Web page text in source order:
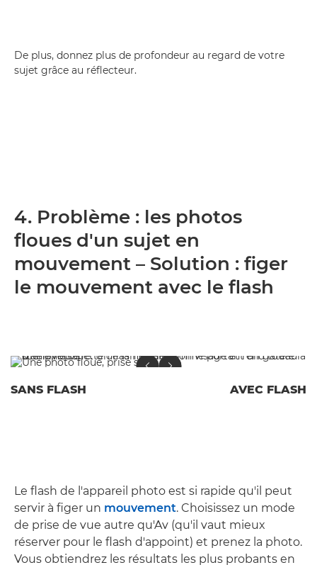
De plus, donnez plus de profondeur au regard de votre
sujet grâce au réflecteur.
4. Problème : les photos
floues d'un sujet en
mouvement – Solution : figer
le mouvement avec le flash
SANS FLASH AVEC FLASH
Le flash de l'appareil photo est si rapide qu'il peut
servir à figer un mouvement. Choisissez un mode
de prise de vue autre qu'Av (qu'il vaut mieux
réserver pour le flash d'appoint) et prenez la photo.
Vous obtiendrez les résultats les plus probants en